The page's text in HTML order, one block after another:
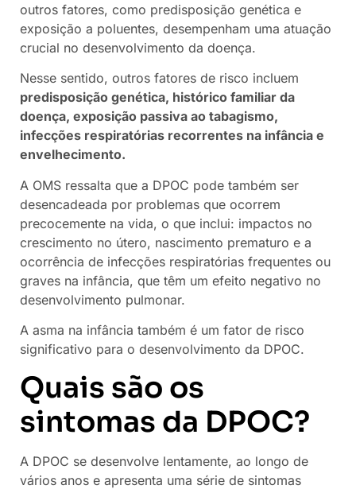
outros fatores, como predisposição genética e
exposição a poluentes, desempenham uma atuação
crucial no desenvolvimento da doença.
Nesse sentido, outros fatores de risco incluem
predisposição genética, histórico familiar da
doença, exposição passiva ao tabagismo,
infecções respiratórias recorrentes na infância e
envelhecimento.
A OMS ressalta que a DPOC pode também ser
desencadeada por problemas que ocorrem
precocemente na vida, o que inclui: impactos no
crescimento no útero, nascimento prematuro e a
ocorrência de infecções respiratórias frequentes ou
graves na infância, que têm um efeito negativo no
desenvolvimento pulmonar.
A asma na infância também é um fator de risco
significativo para o desenvolvimento da DPOC.
Quais são os
sintomas da DPOC?
A DPOC se desenvolve lentamente, ao longo de
vários anos e apresenta uma série de sintomas